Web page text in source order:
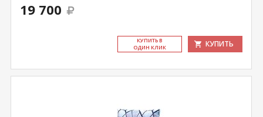
19 700
КУ­ПИТЬ В
ОДИН КЛИК
КУПИТЬ